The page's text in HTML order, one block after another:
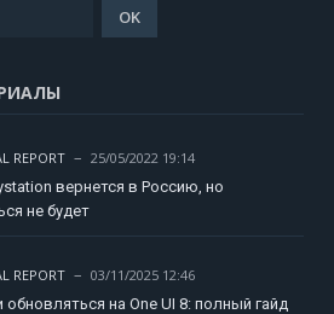
REPORT
25/05/2022 19:14
вернется в Россию, но
не будет
REPORT
03/11/2025 12:46
обновляться на One UI 8: полный гайд